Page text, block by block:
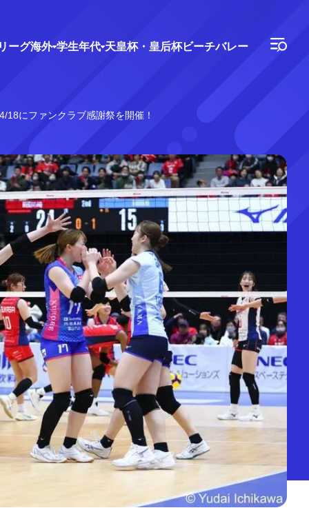
ーグ海外 学生年代 天皇杯・皇后杯ビーチバレー
18にファンクラブ感謝祭を開催！